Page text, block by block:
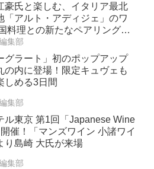
豪氏と楽しむ、イタリア最北
「アルト・アディジェ」のワ
料理との新たなペアリングを
一夜限りのスペシャルディナ
6月19日（金）開催！
集部
グラート」初のポップアップ
の内に登場！限定キュヴェも
しめる3日間
集部
ル東京 第1回「Japanese Wine
催！「マンズワイン 小諸ワイ
り島崎 大氏が来場
集部